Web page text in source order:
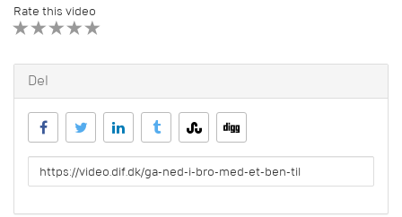
Rate this video
Del
URL
to